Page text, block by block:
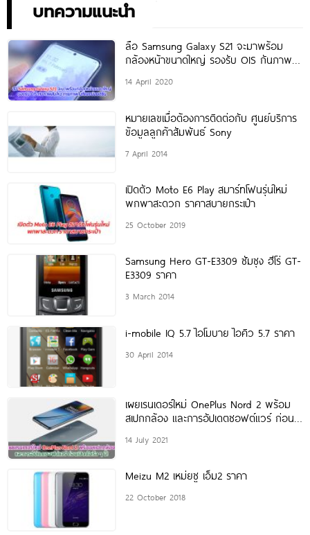
บทความแนะนำ
ลือ Samsung Galaxy S21 จะมาพร้อม
กล้องหน้าขนาดใหญ่ รองรับ OIS กันภาพ
14 April 2020
หมายเลขเมื่อต้องการติดต่อกับ ศูนย์บริการ
ข้อมูลลูกค้าสัมพันธ์ Sony
7 April 2014
เปิดตัว Moto E6 Play สมาร์ทโฟนรุ่นใหม่
พกพาสะดวก ราคาสบายกระเป๋า
25 October 2019
Samsung Hero GT-E3309 ซัมซุง ฮีโร่ GT-
E3309 ราคา
3 March 2014
i-mobile IQ 5.7 ไอโมบาย ไอคิว 5.7 ราคา
30 April 2014
เผยเรนเดอร์ใหม่ OnePlus Nord 2 พร้อม
สเปกกล้อง และการอัปเดตซอฟต์แวร์ ก่อน
14 July 2021
Meizu M2 เหม่ยซู เอ็ม2 ราคา
22 October 2018